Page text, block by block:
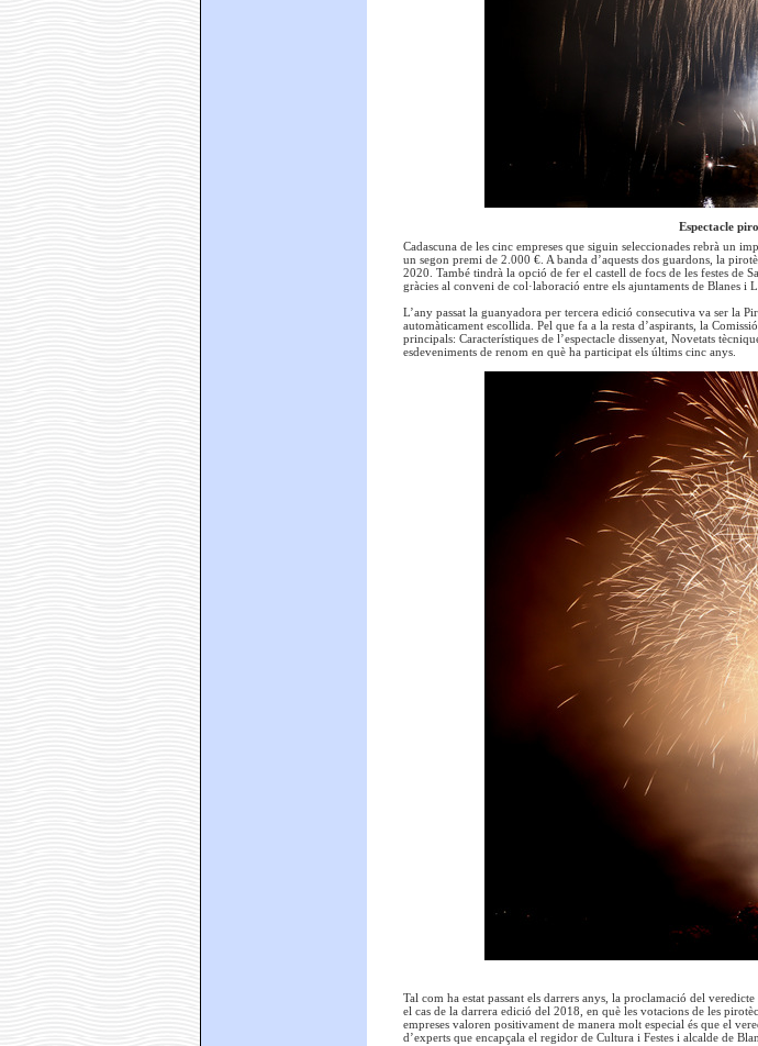
Espectacle
Cadascuna de les cinc empreses que siguin seleccionades rebrà un
un segon premi de 2.000 €. A banda d’aquests dos guardons, la
2020. També tindrà la opció de fer el castell de focs de les festes
gràcies al conveni de col·laboració entre els ajuntaments de Blanes i
L’any passat la guanyadora per tercera edició consecutiva va ser la
automàticament escollida. Pel que fa a la resta d’aspirants, la
principals: Característiques de l’espectacle dissenyat, Novetats
esdeveniments de renom en què ha participat els últims cinc anys.
Tal com ha estat passant els darrers anys, la proclamació del
el cas de la darrera edició del 2018, en què les votacions de les
empreses valoren positivament de manera molt especial és que el
d’experts que encapçala el regidor de Cultura i Festes i alcalde de